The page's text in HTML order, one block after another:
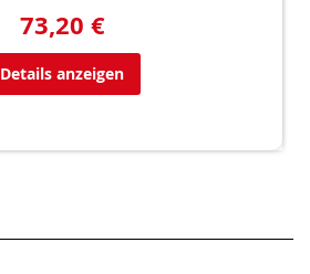
73,20 €
Details anzeigen